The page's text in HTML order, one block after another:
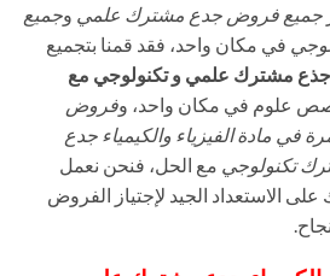
جميع فروض جدع مشترك علمي وجميع
في مكان واحد، فقد قمنا بتجميع
جذع مشترك علمي و تكنولوجي مع
علوم في مكان واحد، وفروض
في مادة الفيزياء والكيمياء جدع
تكنولوجي مع الحل، فنحن نعمل
الاستعداد الجيد لإجتياز الفروض